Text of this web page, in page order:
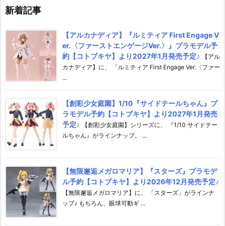
新着記事
【アルカナディア】『ルミティア First Engage V
er.〈ファーストエンゲージVer.〉』プラモデル予
約【コトブキヤ】より2027年1月発売予定♪
【アル
カナディア】に、 「ルミティア First Engage Ver.〈ファー
...
【創彩少女庭園】1/10『サイドテールちゃん』プ
ラモデル予約【コトブキヤ】より2027年1月発売
予定♪
【創彩少女庭園】シリーズに、 『1/10 サイドテー
ルちゃん』がラインナップ。 ...
【無限邂逅メガロマリア】『スターズ』プラモデ
ル予約【コトブキヤ】より2026年12月発売予定♪
【無限邂逅メガロマリア】に、 「スターズ」がラインナ
ップ♪ もちろん、眼球可動ギ ...